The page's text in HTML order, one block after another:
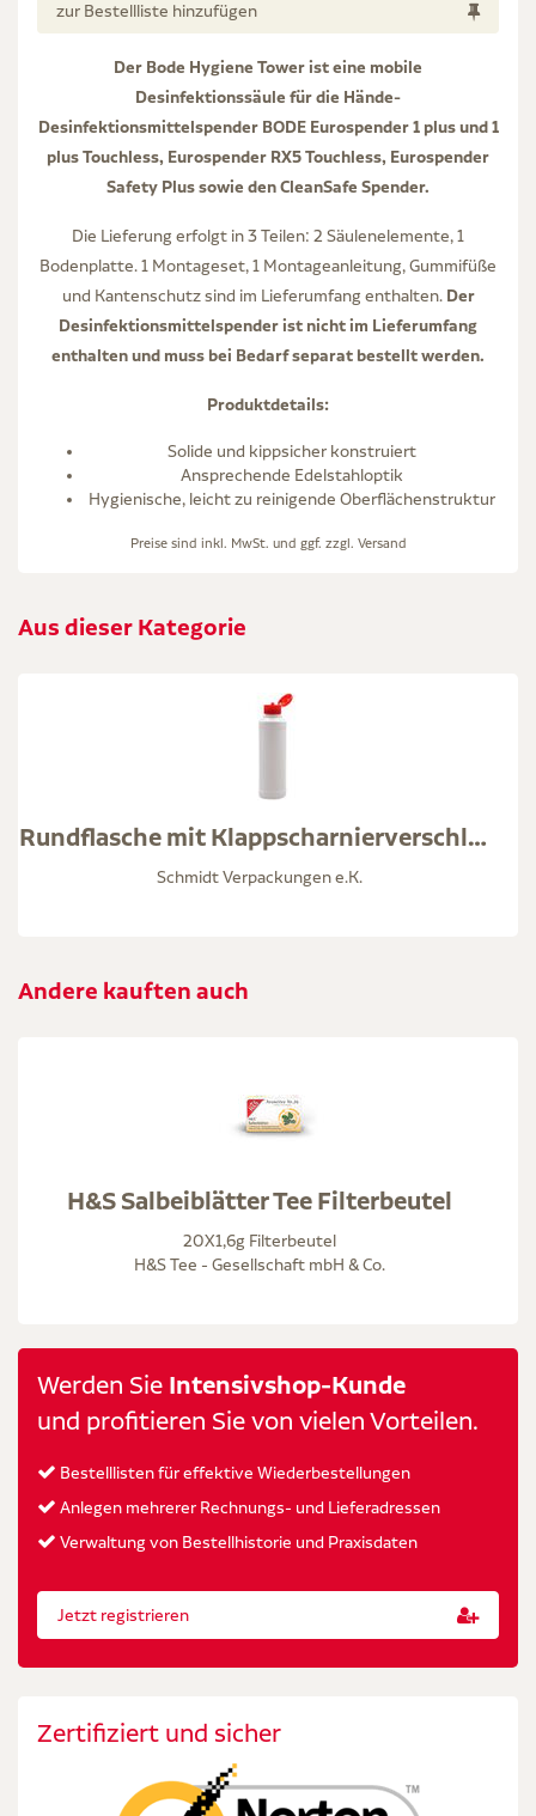
zur Bestellliste hinzufügen
Der Bode Hygiene Tower ist eine mobile
Desinfektionssäule für die Hände-
Desinfektionsmittelspender BODE Eurospender 1 plus und 1
plus Touchless, Eurospender RX5 Touchless, Eurospender
Safety Plus sowie den CleanSafe Spender.
Die Lieferung erfolgt in 3 Teilen: 2 Säulenelemente, 1
Bodenplatte. 1 Montageset, 1 Montageanleitung, Gummifüße
und Kantenschutz sind im Lieferumfang enthalten. Der
Desinfektionsmittelspender ist nicht im Lieferumfang
enthalten und muss bei Bedarf separat bestellt werden.
Produktdetails:
Solide und kippsicher konstruiert
Ansprechende Edelstahloptik
Hygienische, leicht zu reinigende Oberflächenstruktur
Preise sind inkl. MwSt. und ggf. zzgl. Versand
Aus dieser Kategorie
Rundflasche mit Klappscharnierverschluss
Schmidt Verpackungen e.K.
Andere kauften auch
H&S Salbeiblätter Tee Filterbeutel
20X1,6g Filterbeutel
H&S Tee - Gesellschaft mbH & Co.
Werden Sie Intensivshop-Kunde
und profitieren Sie von vielen Vorteilen.
Bestelllisten für effektive Wiederbestellungen
Anlegen mehrerer Rechnungs- und Lieferadressen
Verwaltung von Bestellhistorie und Praxisdaten
Jetzt registrieren
Zertifiziert und sicher